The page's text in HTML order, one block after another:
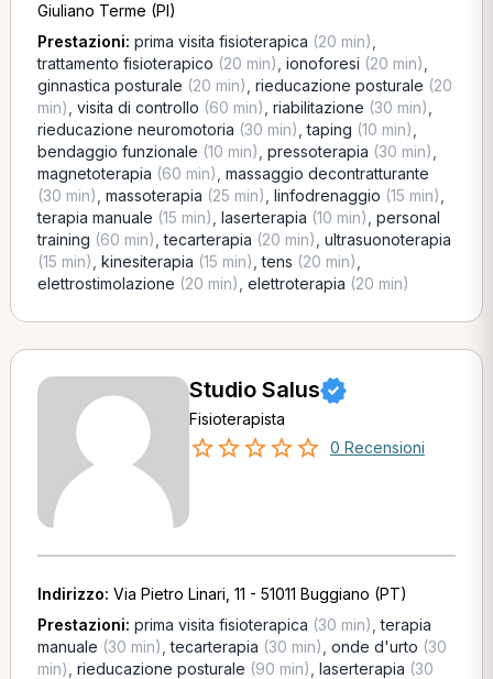
Giuliano Terme (PI)
Prestazioni: prima visita fisioterapica (20 min)
trattamento fisioterapico (20 min) ionoforesi (20 min)
ginnastica posturale (20 min) rieducazione posturale (20
min) visita di controllo (60 min) riabilitazione (30 min)
rieducazione neuromotoria (30 min) ,taping (10 min)
bendaggio funzionale (10 min) pressoterapia (30 min)
magnetoterapia (60 min) massaggio decontratturante
(30 min) massoterapia (25 min) linfodrenaggio (15 min)
terapia manuale (15 min) laserterapia (10 min) personal
training (60 min) ,tecarterapia (20 min) ultrasuonoterapia
(15 min) kinesiterapia (15 min) ,tens (20 min)
elettrostimolazione (20 min) elettroterapia (20 min)
Studio Salus
Fisioterapista
0 Recensioni
Indirizzo: Via Pietro Linari, 11 - 51011 Buggiano (PT)
Prestazioni: prima visita fisioterapica (30 min) ,terapia
manuale (30 min) ,tecarterapia (30 min) onde d'urto (30
min) rieducazione posturale (90 min) laserterapia (30